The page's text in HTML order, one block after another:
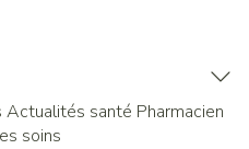
Actualités santé Pharmacien
soins